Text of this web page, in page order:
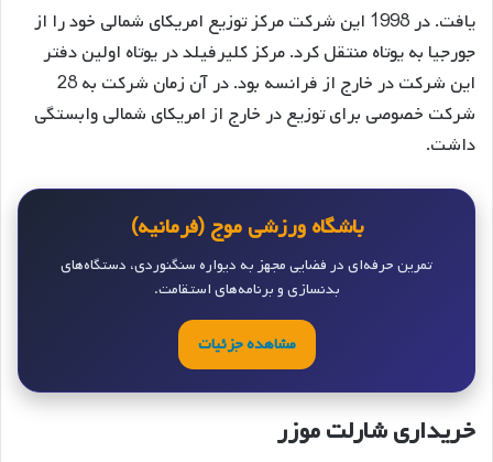
یافت. در 1998 این شرکت مرکز توزیع امریکای شمالی خود را از
جورجیا به یوتاه منتقل کرد. مرکز کلیرفیلد در یوتاه اولین دفتر
این شرکت در خارج از فرانسه بود. در آن زمان شرکت به 28
شرکت خصوصی برای توزیع در خارج از امریکای شمالی وابستگی
داشت.
باشگاه ورزشی موج (فرمانیه)
تمرین حرفه‌ای در فضایی مجهز به دیواره سنگنوردی، دستگاه‌های
بدنسازی و برنامه‌های استقامت.
مشاهده جزئیات
خریداری شارلت موزر